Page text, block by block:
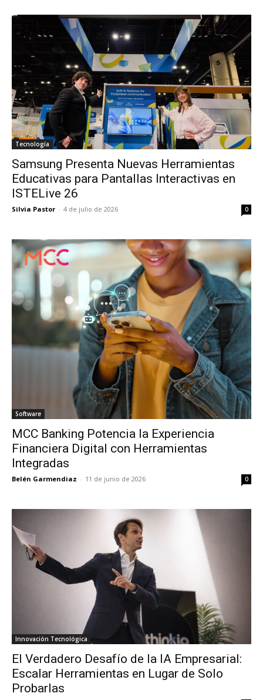
Tecnología
Samsung Presenta Nuevas Herramientas
Educativas para Pantallas Interactivas en
ISTELive 26
Silvia Pastor - 4 de julio de 2026 0
Software
MCC Banking Potencia la Experiencia
Financiera Digital con Herramientas
Integradas
Belén Garmendiaz - 11 de junio de 2026 0
Innovación Tecnológica
El Verdadero Desafío de la IA Empresarial:
Escalar Herramientas en Lugar de Solo
Probarlas